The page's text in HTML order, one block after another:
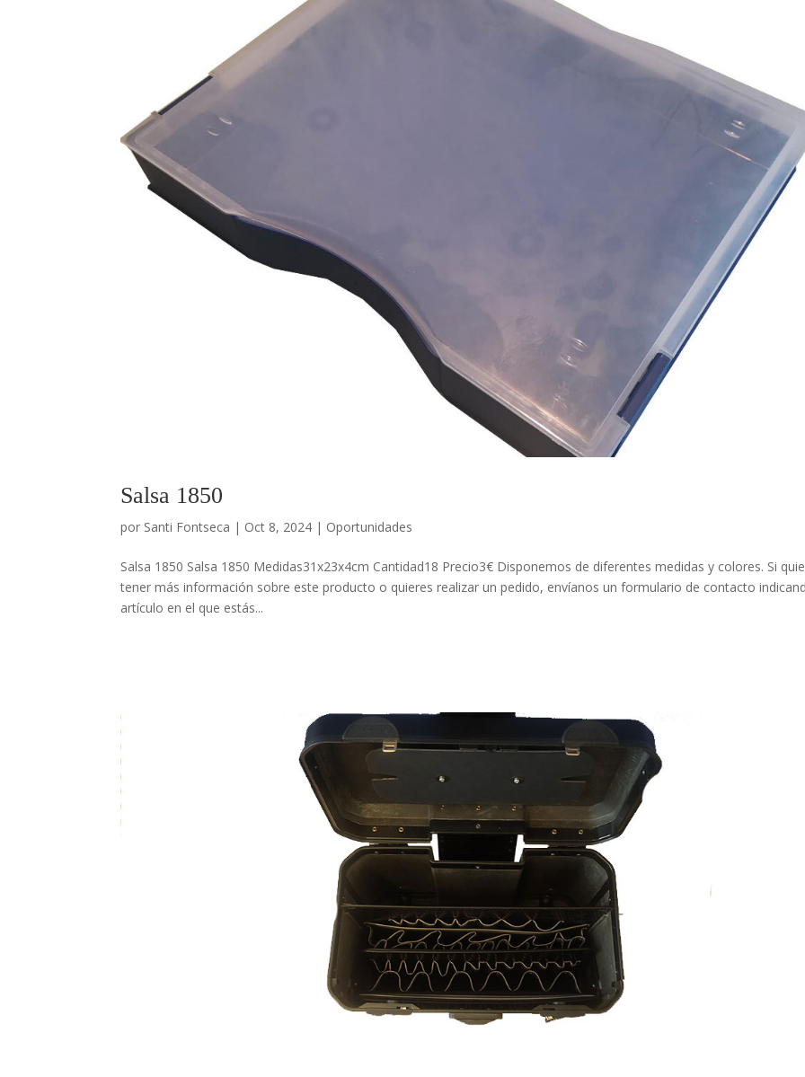
Salsa 1850
por Santi Fontseca | Oct 8, 2024 | Oportunidades
Salsa 1850 Salsa 1850 Medidas31x23x4cm Cantidad18 Precio3€ Disponemos de diferentes medidas y colores. Si
tener más información sobre este producto o quieres realizar un pedido, envíanos un formulario de contacto
artículo en el que estás...